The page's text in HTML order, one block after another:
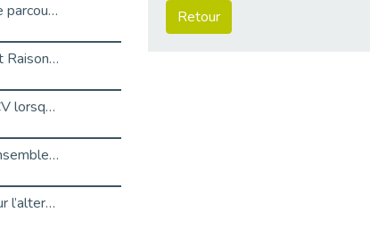
Témoignage : Le parcours de Marc, 44 ans
L’Aménagement Raisonnable : Un Levier pour l’Équité
Optimiser son CV lorsqu’on est en situation de handicap
28 avril : Agir ensemble pour une culture de prévention au travail
Mobilisation pour l’alternance et le handicap
Retour